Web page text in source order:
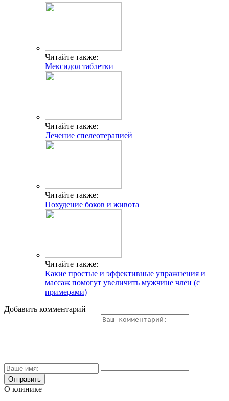
Читайте также:
Мексидол таблетки
Читайте также:
Лечение спелеотерапией
Читайте также:
Похудение боков и живота
Читайте также:
Какие простые и эффективные упражнения и
массаж помогут увеличить мужчине член (с
примерами)
Добавить комментарий
О клинике